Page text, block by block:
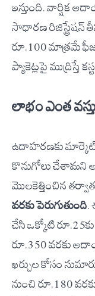
ఇస్తుంది. వార్షిక
సాధారణ రిజిస్ట్రేషన్
రూ.100 మాత్రమే
ప్యాకెట్లపై ముద్రిస్తే
లాభం ఎంత
ఉదాహరణకు
కొనుగోలు చేశామని
మొలకెత్తించిన తర్వాత
వరకు పెరుగుతుంది.
చేసి ఒక్కోటి
రూ.350 వరకు
ఖర్చుల కోసం
నుంచి రూ.180